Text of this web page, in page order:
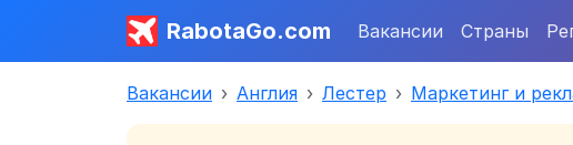
RabotaGo.com Вакансии Страны
Вакансии Англия Лестер Маркетинг и